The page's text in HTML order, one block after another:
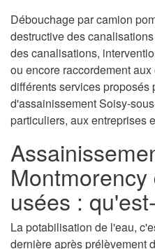
Débouchage par camion
destructive des
des canalisations,
ou encore raccordement
différents services proposés
d'assainissement Soisy-
particuliers, aux entreprises
usées :
La potabilisation de l'eau,
dernière après prélèvement